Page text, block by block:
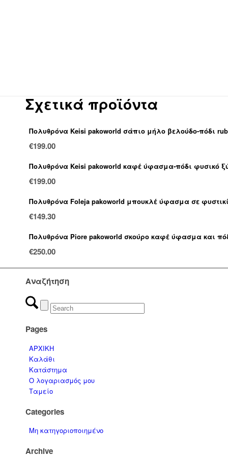
Σχετικά προϊόντα
Πολυθρόνα Keisi pakoworld σάπιο μήλο βελούδο-πόδι
€199.00
Πολυθρόνα Keisi pakoworld καφέ ύφασμα-πόδι φυσικό
€199.00
Πολυθρόνα Foleja pakoworld μπουκλέ ύφασμα σε
€149.30
Πολυθρόνα Piore pakoworld σκούρο καφέ ύφασμα και
€250.00
Αναζήτηση
Pages
ΑΡΧΙΚΗ
Καλάθι
Κατάστημα
Ο λογαριασμός μου
Ταμείο
Categories
Μη κατηγοριοποιημένο
Archive